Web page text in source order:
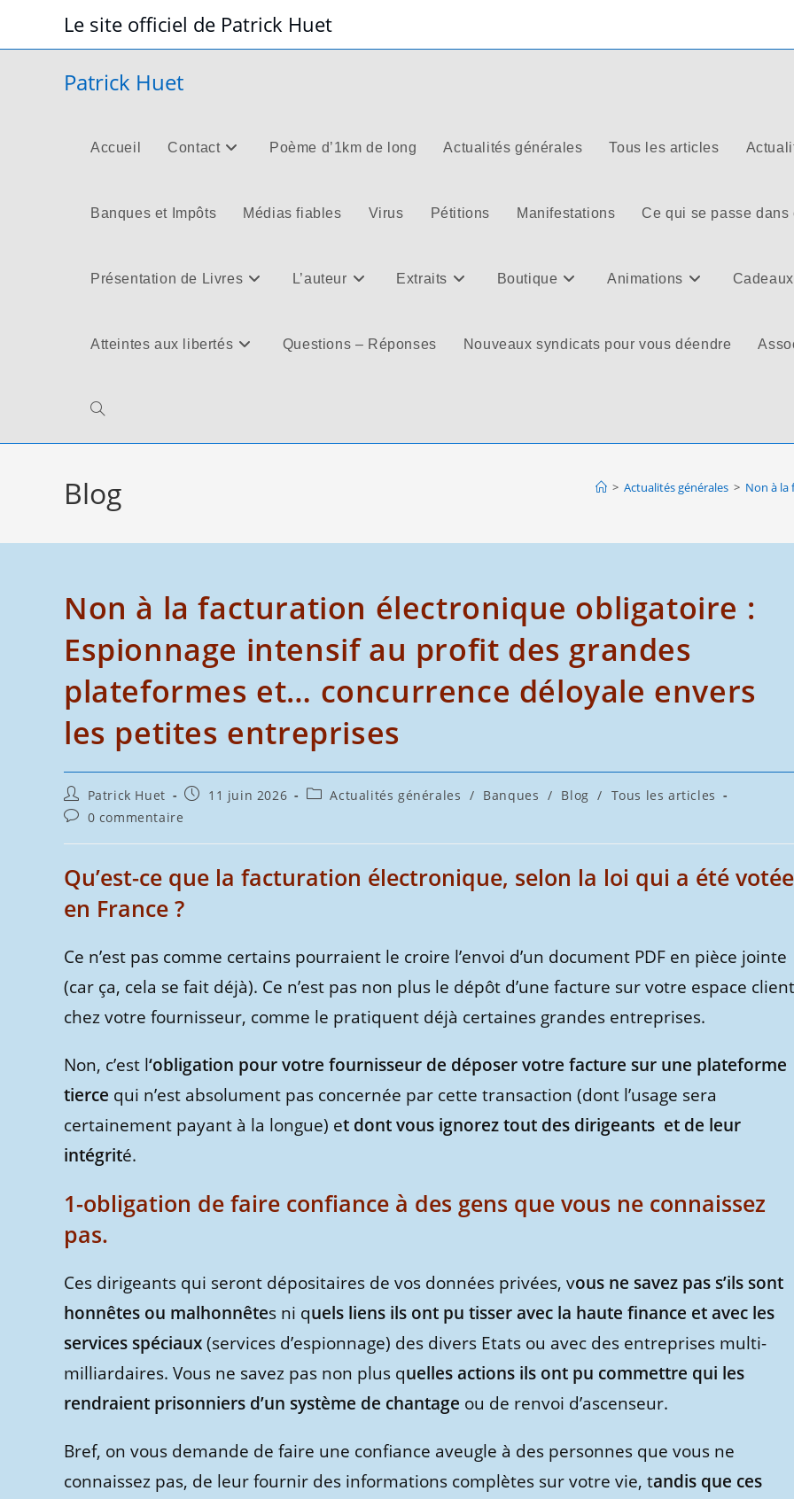
content
Le site officiel de Patrick Huet
Patrick Huet
Accueil Contact Poème d’1km de long Actualités générales Tous les articles
Banques et Impôts Médias fiables Virus Pétitions Manifestations Ce qui se passe dans
Présentation de Livres L’auteur Extraits Boutique Animations Cadeaux
Atteintes aux libertés Questions – Réponses Nouveaux syndicats pour vous déendre
Toggle
search
Blog > Actualités générales > Non à la
Non à la facturation électronique obligatoire :
Espionnage intensif au profit des grandes
plateformes et… concurrence déloyale envers
les petites entreprises
Auteur/autrice
de
la
publication :
Patrick Huet
Publication
11 juin 2026
PostActualités générales / Banques / Blog / Tous les articles
Commentaires
la
publication :
0 commentaire
Qu’est-ce que la facturation électronique, selon la loi qui a été votée
en France ?
Ce n’est pas comme certains pourraient le croire l’envoi d’un document PDF en pièce jointe
(car ça, cela se fait déjà). Ce n’est pas non plus le dépôt d’une facture sur votre espace client
chez votre fournisseur, comme le pratiquent déjà certaines grandes entreprises.
Non, c’est l‘obligation pour votre fournisseur de déposer votre facture sur une plateforme
tierce qui n’est absolument pas concernée par cette transaction (dont l’usage sera
certainement payant à la longue) et dont vous ignorez tout des dirigeants et de leur
intégrité.
1-obligation de faire confiance à des gens que vous ne connaissez
pas.
Ces dirigeants qui seront dépositaires de vos données privées, vous ne savez pas s’ils sont
honnêtes ou malhonnêtes ni quels liens ils ont pu tisser avec la haute finance et avec les
services spéciaux(services d’espionnage) des divers Etats ou avec des entreprises multi-
milliardaires. Vous ne savez pas non plus quelles actions ils ont pu commettre qui les
rendraient prisonniers d’un système de chantage ou de renvoi d’ascenseur.
Bref, on vous demande de faire une confiance aveugle à des personnes que vous ne
connaissez pas, de leur fournir des informations complètes sur votre vie, tandis que ces